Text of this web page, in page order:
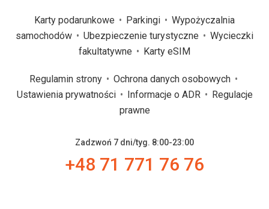
Karty podarunkowe Parkingi
Wypożyczalnia
samochodów
Ubezpieczenie turystyczne
Wycieczki
fakultatywne
Karty eSIM
Regulamin strony
Ochrona danych osobowych
Ustawienia prywatności
Informacje o ADR
Regulacje
prawne
Zadzwoń 7 dni/tyg. 8:00-23:00
+48 71 771 76 76